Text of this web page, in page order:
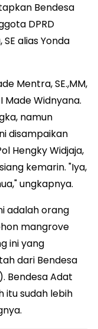
Bendesa
DPRD
alias Yonda
Mentra, SE.,MM,
Made Widnyana.
namun
disampaikan
Hengky Widjaja,
kemarin. "Iya,
ungkapnya.
adalah orang
mangrove
ini yang
dari Bendesa
Bendesa Adat
itu sudah lebih